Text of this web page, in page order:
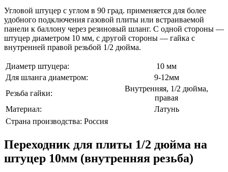
Угловой штуцер с углом в 90 град. применяется для более
удобного подключения газовой плиты или встраиваемой
панели к баллону через резиновый шланг. С одной стороны —
штуцер диаметром 10 мм, с другой стороны — гайка с
внутренней правой резьбой 1/2 дюйма.
Диаметр штуцера:
10 мм
Для шланга диаметром:
9-12мм
Резьба гайки:
Внутренняя, 1/2 дюйма,
правая
Материал:
Латунь
Страна производства: Россия
Переходник для плиты 1/2 дюйма на
штуцер 10мм (внутренняя резьба)